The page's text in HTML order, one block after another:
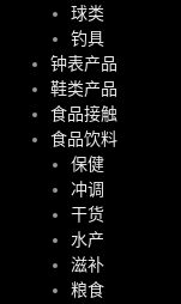
球类
钓具
钟表产品
鞋类产品
食品接触
食品饮料
保健
冲调
干货
水产
滋补
粮食